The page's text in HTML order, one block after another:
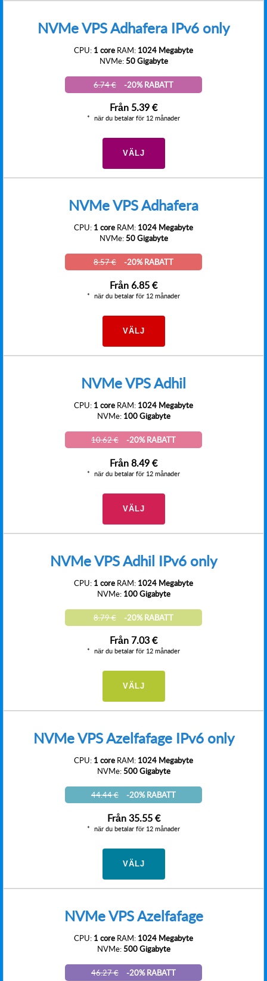
NVMe VPS Adhafera IPv6 only
CPU: 1 core RAM: 1024 Megabyte
NVMe:50 Gigabyte
6.74 € -20% RABATT
Från 5.39 €
när du betalar för 12 månader
VÄLJ
NVMe VPS Adhafera
CPU: 1 core RAM: 1024 Megabyte
NVMe:50 Gigabyte
8.57 € -20% RABATT
Från 6.85 €
när du betalar för 12 månader
VÄLJ
NVMe VPS Adhil
CPU: 1 core RAM: 1024 Megabyte
NVMe: 100 Gigabyte
10.62 € -20% RABATT
Från8.49 €
när du betalar för 12 månader
VÄLJ
NVMe VPS Adhil IPv6 only
CPU: 1 core RAM: 1024 Megabyte
NVMe: 100 Gigabyte
8.79 € -20% RABATT
Från 7.03 €
när du betalar för 12 månader
VÄLJ
NVMe VPS Azelfafage IPv6 only
CPU: 1 core RAM: 1024 Megabyte
NVMe:500 Gigabyte
44.44 € -20% RABATT
Från35.55 €
när du betalar för 12 månader
VÄLJ
NVMe VPS Azelfafage
CPU: 1 core RAM: 1024 Megabyte
NVMe:500 Gigabyte
46.27 € -20% RABATT